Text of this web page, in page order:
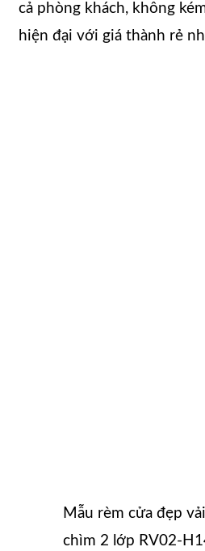
cả phòng khách, không
hiện đại với giá thành rẻ
Mẫu rèm cửa đẹp
chìm 2 lớp RV02-